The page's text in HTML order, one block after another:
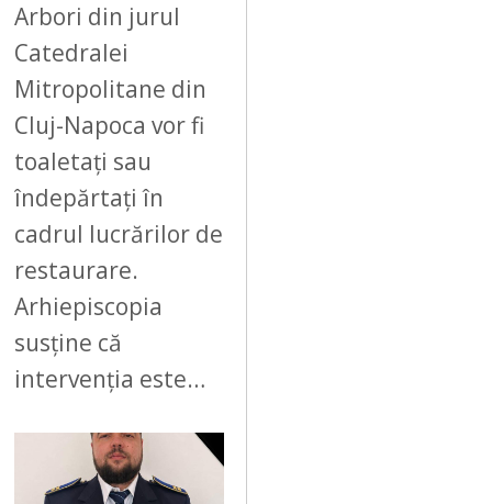
Arbori din jurul
Catedralei
Mitropolitane din
Cluj-Napoca vor fi
toaletați sau
îndepărtați în
cadrul lucrărilor de
restaurare.
Arhiepiscopia
susține că
intervenția este…